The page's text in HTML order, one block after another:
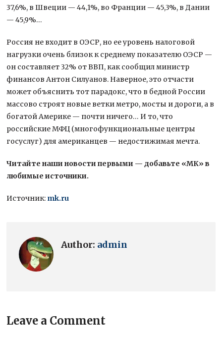
37,6%, в Швеции — 44,1%, во Франции — 45,3%, в Дании
— 45,9%…
Россия не входит в ОЭСР, но ее уровень налоговой
нагрузки очень близок к среднему показателю ОЭСР —
он составляет 32% от ВВП, как сообщил министр
финансов Антон Силуанов. Наверное, это отчасти
может объяснить тот парадокс, что в бедной России
массово строят новые ветки метро, мосты и дороги, а в
богатой Америке — почти ничего… И то, что
российские МФЦ (многофункциональные центры
госуслуг) для американцев — недостижимая мечта.
Читайте наши новости первыми — добавьте «МК» в
любимые источники.
Источник: mk.ru
Author: admin
Leave a Comment